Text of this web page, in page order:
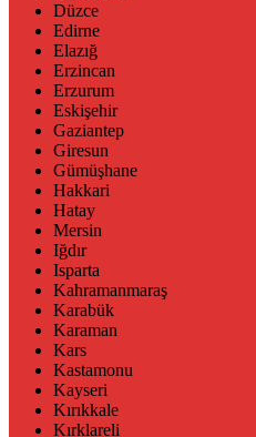
Düzce
Edirne
Elazığ
Erzincan
Erzurum
Eskişehir
Gaziantep
Giresun
Gümüşhane
Hakkari
Hatay
Mersin
Iğdır
Isparta
Kahramanmaraş
Karabük
Karaman
Kars
Kastamonu
Kayseri
Kırıkkale
Kırklareli